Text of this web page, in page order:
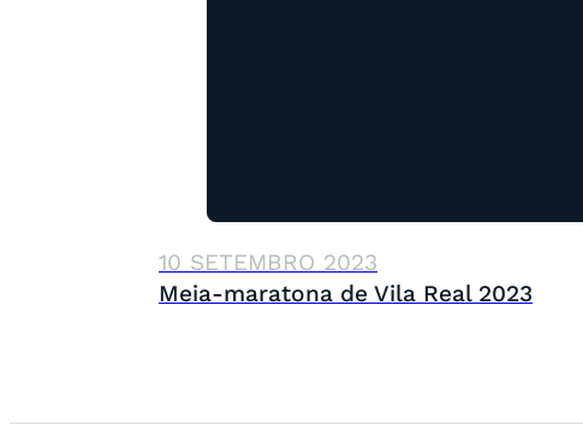
10 SETEMBRO 2023
Meia-maratona de Vila Real 2023